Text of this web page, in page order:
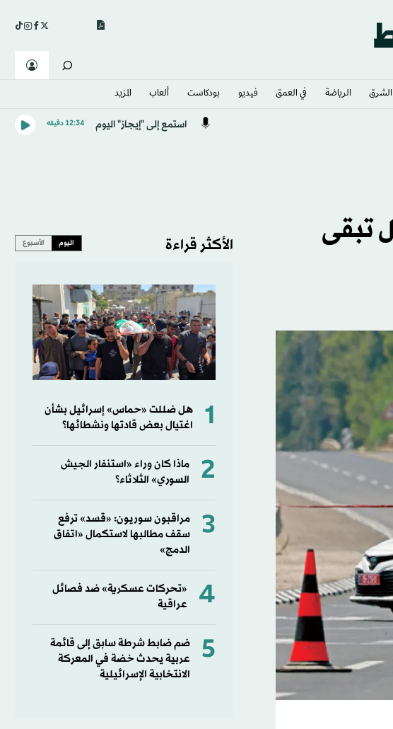
الرياضة في العمق فيديو بودكاست ألعاب المزيد
استمع إلى "إيجاز" اليوم 12:34 دقيقه
تبقى
الأكثر قراءة اليوم الأسبوع
1
هل ضللت «حماس» إسرائيل بشأن
اغتيال بعض قادتها ونشطائها؟
2
ماذا كان وراء «استنفار الجيش
السوري» الثلاثاء؟
3
مراقبون سوريون: «قسد» ترفع
سقف مطالبها لاستكمال «اتفاق
الدمج»
4
«تحركات عسكرية» ضد فصائل
عراقية
5
ضم ضابط شرطة سابق إلى قائمة
عربية يحدث خضة في المعركة
الانتخابية الإسرائيلية